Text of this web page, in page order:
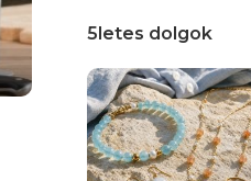
5letes dolgok